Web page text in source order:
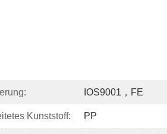
IOS9001，FE
Kunststoff: PP